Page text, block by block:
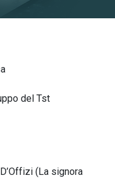
del Tst
(La signora